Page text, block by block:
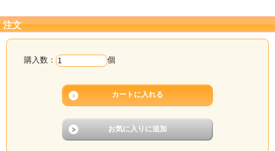
注文
購入数： 個